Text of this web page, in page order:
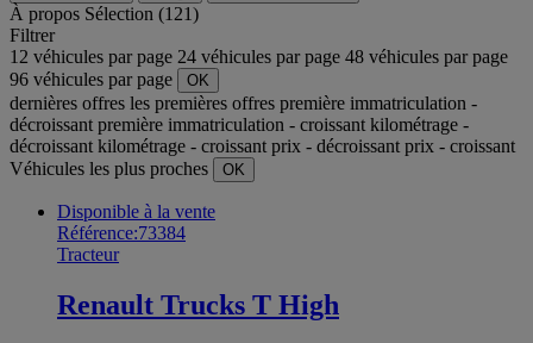
À propos Sélection (121)
Filtrer
12 véhicules par page 24 véhicules par page 48 véhicules par page
96 véhicules par page
OK
dernières offres les premières offres première immatriculation -
décroissant première immatriculation - croissant kilométrage -
décroissant kilométrage - croissant prix - décroissant prix - croissant
Véhicules les plus proches
OK
Disponible à la vente
Référence:73384
Tracteur
Renault Trucks T High